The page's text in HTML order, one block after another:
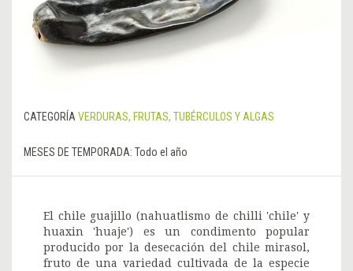
CATEGORÍA VERDURAS, FRUTAS, TUBÉRCULOS Y ALGAS
MESES DE TEMPORADA: Todo el año
El chile guajillo (nahuatlismo de chilli 'chile' y
huaxin 'huaje') es un condimento popular
producido por la desecación del chile mirasol,
fruto de una variedad cultivada de la especie